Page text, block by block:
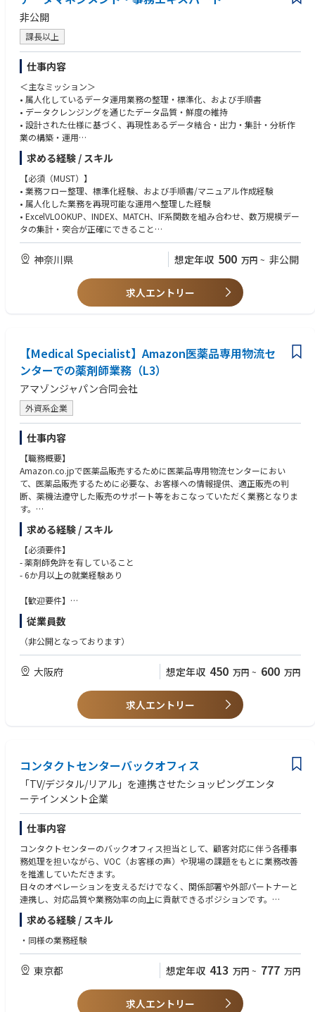
・月次予算・人件費の管理・報告
・評価制度・等級制度の改訂提案
■ 使用ツール
Zendesk（CSプラットフォーム）／Shopify／Google Chat 等
ー・時計／食品・コスメ・アパレル・家具等）でのCSまたはマネジメント
経験
・修理サービス・アフターサービス領域（保証・修理・部品交換等）の運
営・カスタマー対応経験
・CS部門の新規立ち上げ、または既存CS部門の組織再編・大規模刷新の
ご経験
・アルバイト中心の組織を正社員主導型に転換したご経験
・お客様の声（VOC）を分析・レポート化し、商品開発・MDに反映させ
たご経験
・NPS・CSAT等の顧客満足度指標の設計・運用経験
・CSプラットフォーム（Zendesk／Salesforce Service Cloud等）の運用設
計・改善経験
非公開
課長以上
仕事内容
＜主なミッション＞
• 属人化しているデータ運用業務の整理・標準化、および手順書
• データクレンジングを通じたデータ品質・鮮度の維持
• 設計された仕様に基づく、再現性あるデータ結合・出力・集計・分析作
業の構築・運用
• 独自ERPやSalesforce (SFDC)を用いたデータクレンジングとデータ保全
• Power BI・RPA等を活用した業務効率化・運用改善
＜仕事内容＞
当社では、長年利用してきた基幹システムを中心に蓄積されたデータを活
用し、業務効率化や顧客体験向上を目的としたDX推進に取り組んでいま
す。
固有データを扱う機会が増えており、
データを正確に抽出・整備・分析し、業務で使える形にする実務体制の強
化を進めています。
データベース設計や活用方針を検討するメンバーと連携しながら業務標準
化をすすめ、「正しく・再現性のあるデータを、必要な形で提供する」こ
＜具体的な業務内容＞
1．データ抽出・結合・集計業務
• 基幹システムや周辺システムからのデータ抽出
• DBおよびデータテーブルの結合、集計、加工
• Excel：VLOOKUP、INDEX、MATCH関数等を用いた複数データの突合や
ピボットテーブルによる多角的な集計
• Power BI / Power Query：データソースの接続、データクレンジング、
メジャー（DAX）の作成
• SQLを用いたデータ抽出・集計（※経験に応じて）
[具体例]
マーケティング施策用の顧客データ抽出・集計
複数テーブルを結合した実績データの作成
2．データ可視化・レポーティング
• Power BI／Power Queryを用いたデータ出力・可視化
• 定例レポート・分析資料の作成
• 数値の推移や傾向を把握し、違和感や課題の整理
「分析結果をどう見せるか」まで含めて、業務で使われるデータアウトプ
ットを作成していただきます。
3．データメンテナンス・データ保全業務
• データクレンジング（表記揺れ・重複・欠損の確認・修正）
• 独自ERPやSalesforce（SFDC）を用いたデータ整備
• データの正確性・一貫性を保つためのチェック、更新作業
データ分析や活用の土台となる重要な業務です。
4．定型業務の効率化・自動化支援
• 業務手順書、運用マニュアルの作成
• Power Automate等を用いた定型業務の自動など手作業で行っている業
務の効率化提案
• DX推進部内メンバーとの情報共有・作業調整
• 業務部門からのデータ依頼対応
• 「どのデータが、どの業務で使われているか」の理解と整理
求める経験 / スキル
【必須（MUST）】
• 業務フロー整理、標準化経験、および手順書/マニュアル作成経験
• 属人化した業務を再現可能な運用へ整理した経験
• ExcelVLOOKUP、INDEX、MATCH、IF系関数を組み合わせ、数万規模デー
タの集計・突合が正確にできること
• DBとデータテーブルの結合、集計作業の基本理解
• PowerQueryなどのツールを用いたデータ加工（ETL）の実務経験
• PowerBIなどのBIツールを用いた経験
【歓迎（WANT）】
• SQLの利用経験（抽出・集計）
＜求める人物像＞
• 仕組み化することにやりがいを感じる方
• 業務整理や標準化が好きな方
• 正確性や再現性を大切にできる方
• 社員や外部業者と円滑に連携し、緻密かつ正確に業務を遂行できる方
• データを通じて現場の課題解決を支えることに喜びを感じる方
神奈川県 想定年収 500 万円 ~ 非公開
求人エントリー
【Medical Specialist】Amazon医薬品専用物流セ
ンターでの薬剤師業務（L3）
アマゾンジャパン合同会社
外資系企業
仕事内容
【職務概要】
Amazon.co.jpで医薬品販売するために医薬品専用物流センターにおい
て、医薬品販売するために必要な、お客様への情報提供、適正販売の判
断、薬機法遵守した販売のサポート等をおこなっていただく業務となりま
す。
特に医薬品に関するプロジェクトにおいて、医薬品販売に関わる薬剤師業
務となります。主にウェブサイトを通じてお客様が医薬品を購入する際
に、適正販売の判断を中心に担当していただきます。
薬機法遵守の上で適正販売を判断することで、お客様に販売できる商品の
くなりますので、お客様と円滑にコミュニケーションする必要がございま
す。
電話を通しお客様への正しい情報提供を行うことで、セルフメディケーシ
ョンを推進してくことが重要となります。
・ Customerへの正しい情報提供と適正販売を行う。
・ Amazon.co.jp上の医薬品商品説明に責任を持つ。
【Medical Specialistとしての職責】
・ 薬機法関連法規の遵守
・ 問い合わせが合ったお客様の症状により、お客様の求めている医薬品の
服用可否の判断を行う。
・ 医薬品を適正に使用するための服薬指導、情報提供を実施する。
・ 医薬品の購入者ごとに提供すべき情報の範囲を判断する。
・ 医薬品の購入者から、医薬品副作用の苦情や相談を受け付ける。
・ 一般用医薬品で対応できないと判断した場合、医療機関への受診を勧め
る。
・ コミュニケーションを通じ、副作用相談など、購入者のアフターケアを
実施する。
・ 必要に応じてPMDAへの報告を実施する。
【業務割合（目安）】
60% 医薬品に関するプロジェクトにおいて医薬品適正販売の判断
30% Customerとのコミュニケーション
10% CSチームとのCustomer対応に関するコミュニケーション
求める経験 / スキル
【必須要件】
- 薬剤師免許を有していること
- 6か月以上の就業経験あり
【歓迎要件】
- 社内他部署との業務対応経験
- 電話対応しながら、サイト内で調査や、記録をする程度のPCスキル
- ドラッグストア・コールセンターでの経験
- インクルーシブなカルチャーへの貢献や多様性に富んだグループで働く
ことに対して前向きであること
従業員数
（非公開となっております）
大阪府 想定年収 450 万円 ~ 600 万円
求人エントリー
コンタクトセンターバックオフィス
「TV/デジタル/リアル」を連携させたショッピングエンタ
ーテインメント企業
仕事内容
コンタクトセンターのバックオフィス担当として、顧客対応に伴う各種事
務処理を担いながら、VOC（お客様の声）や現場の課題をもとに業務改善
を推進していただきます。
日々のオペレーションを支えるだけでなく、関係部署や外部パートナーと
連携し、対応品質や業務効率の向上に貢献できるポジションです。
■配送関連問合せ対応
・佐川急便および社内物流部門への確認、連携、調整
■請求・返金関連問合せ対応
・請求・返金に関する確認業務
・社内財務部門、カード会社等への確認、連携、調整
求める経験 / スキル
・同様の業務経験
東京都 想定年収 413 万円 ~ 777 万円
求人エントリー